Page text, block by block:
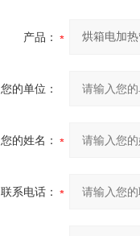
产品：
您的单位：
您的姓名：
联系电话：